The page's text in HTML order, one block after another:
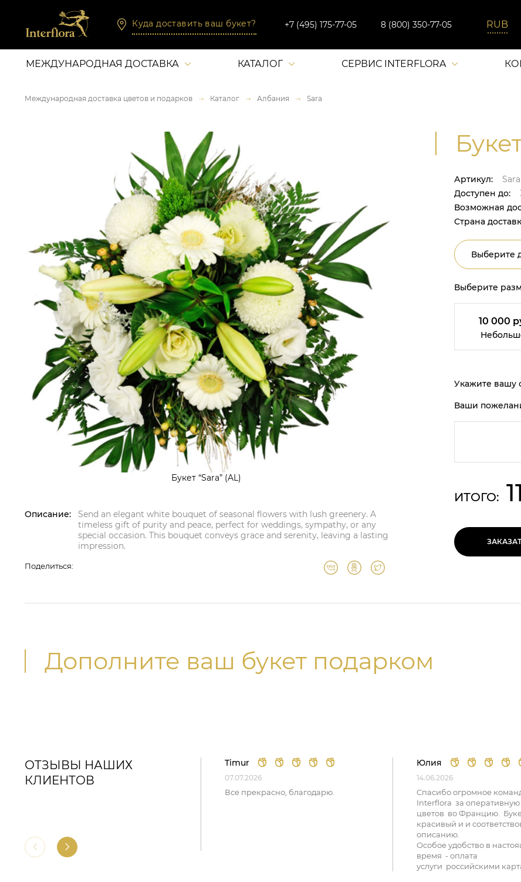
Куда доставить ваш букет? +7 (495) 175-77-05 8 (800) 350-77-05
МЕЖДУНАРОДНАЯ ДОСТАВКА КАТАЛОГ СЕРВИС INTERFLORA
Международная доставка цветов и подарков Каталог Албания Sara
Букет “Sara” (AL)
Описание:
Send an elegant white bouquet of seasonal flowers with lush greenery. A
timeless gift of purity and peace, perfect for weddings, sympathy, or any
special occasion. This bouquet conveys grace and serenity, leaving a lasting
impression.
Поделиться:
Артикул:
Sara
Доступен до:
Возможная
Страна
Выберите
Выберите
10 000
Укажите вашу
Ваши
ИТОГО:
Дополните ваш букет подарком
ОТЗЫВЫ НАШИХ
КЛИЕНТОВ
Timur
07.07.2026
Все прекрасно, благодарю.
Юлия
14.06.2026
Спасибо огромное
Interflora за оперативную
цветов во Францию.
красивый и и
описанию.
Особое удобство в
время - оплата
услуги российскими